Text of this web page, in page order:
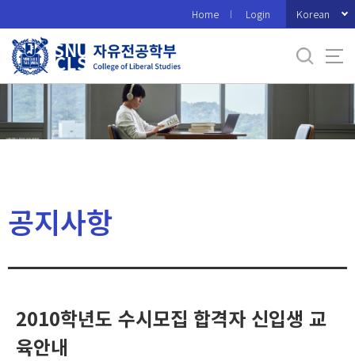
로
메
Home Login Korean
공지사항
2010학년도 수시모집 합격자 신입생 교
육안내